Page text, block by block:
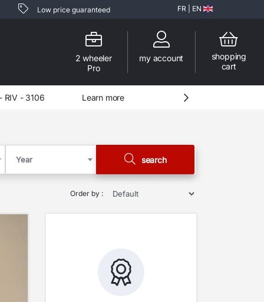
Low price guaranteed FR EN
shopping
cart
my account
2 wheeler
Pro
Learn moreIMPORTANTES PROMOS SUR LES MOTOS
Year search
Order by :